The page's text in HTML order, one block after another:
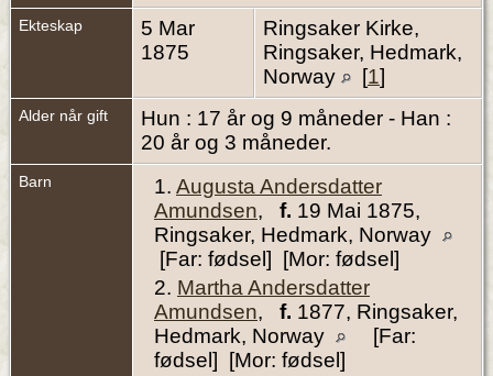
Ekteskap
5 Mar
1875
Ringsaker Kirke,
Ringsaker, Hedmark,
Norway
[1]
Alder når gift
Hun : 17 år og 9 måneder - Han :
20 år og 3 måneder.
Barn 1. Augusta Andersdatter
Amundsen, f. 19 Mai 1875,
Ringsaker, Hedmark, Norway
[Far: fødsel] [Mor: fødsel]
2. Martha Andersdatter
Amundsen, f. 1877, Ringsaker,
Hedmark, Norway
[Far:
fødsel] [Mor: fødsel]